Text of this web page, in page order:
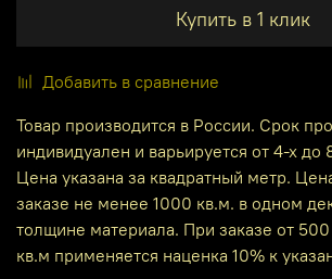
Купить в 1 клик
Добавить в сравнение
Товар производится в России. Срок
индивидуален и варьируется от 4-х до
Цена указана за квадратный метр.
заказе не менее 1000 кв.м. в одном
толщине материала. При заказе от
кв.м применяется наценка 10% к